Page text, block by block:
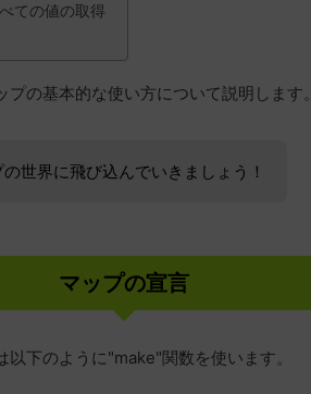
ての値の取得
の基本的な使い方について説明します。
世界に飛び込んでいきましょう！
マップの宣言
下のように"make"関数を使います。